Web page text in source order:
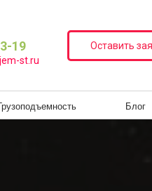
19
st.ru
Оставить
Блог